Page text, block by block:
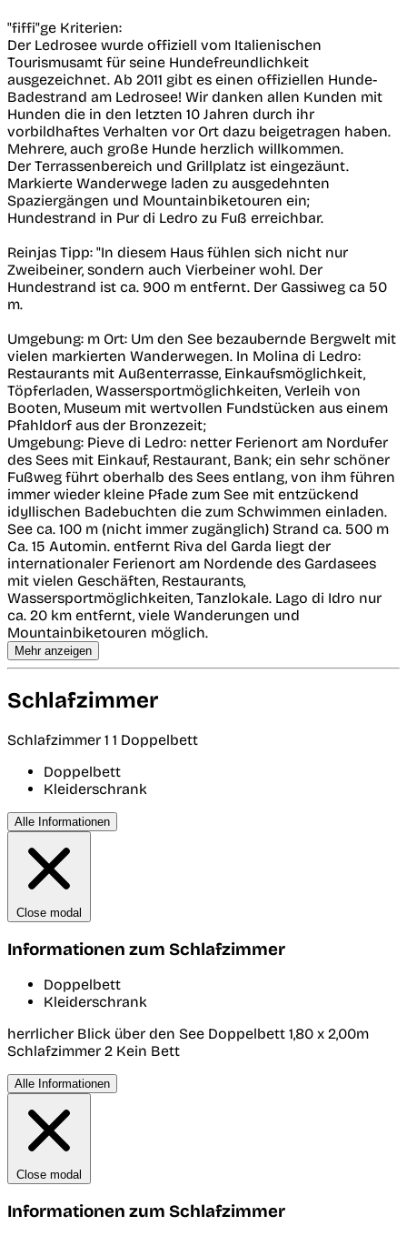
"fiffi"ge Kriterien:
Der Ledrosee wurde offiziell vom Italienischen
Tourismusamt für seine Hundefreundlichkeit
ausgezeichnet. Ab 2011 gibt es einen offiziellen Hunde-
Badestrand am Ledrosee! Wir danken allen Kunden mit
Hunden die in den letzten 10 Jahren durch ihr
vorbildhaftes Verhalten vor Ort dazu beigetragen haben.
Mehrere, auch große Hunde herzlich willkommen.
Der Terrassenbereich und Grillplatz ist eingezäunt.
Markierte Wanderwege laden zu ausgedehnten
Spaziergängen und Mountainbiketouren ein;
Hundestrand in Pur di Ledro zu Fuß erreichbar.
Reinjas Tipp: "In diesem Haus fühlen sich nicht nur
Zweibeiner, sondern auch Vierbeiner wohl. Der
Hundestrand ist ca. 900 m entfernt. Der Gassiweg ca 50
m.
Umgebung: m Ort: Um den See bezaubernde Bergwelt mit
vielen markierten Wanderwegen. In Molina di Ledro:
Restaurants mit Außenterrasse, Einkaufsmöglichkeit,
Töpferladen, Wassersportmöglichkeiten, Verleih von
Booten, Museum mit wertvollen Fundstücken aus einem
Pfahldorf aus der Bronzezeit;
Umgebung: Pieve di Ledro: netter Ferienort am Nordufer
des Sees mit Einkauf, Restaurant, Bank; ein sehr schöner
Fußweg führt oberhalb des Sees entlang, von ihm führen
immer wieder kleine Pfade zum See mit entzückend
idyllischen Badebuchten die zum Schwimmen einladen.
See ca. 100 m (nicht immer zugänglich) Strand ca. 500 m
Ca. 15 Automin. entfernt Riva del Garda liegt der
internationaler Ferienort am Nordende des Gardasees
mit vielen Geschäften, Restaurants,
Wassersportmöglichkeiten, Tanzlokale. Lago di Idro nur
ca. 20 km entfernt, viele Wanderungen und
Mountainbiketouren möglich.
Mehr anzeigen
Schlafzimmer
Schlafzimmer 1 1 Doppelbett
Doppelbett
Kleiderschrank
Alle Informationen
Close modal
Informationen zum Schlafzimmer
Doppelbett
Kleiderschrank
herrlicher Blick über den See Doppelbett 1,80 x 2,00m
Schlafzimmer 2 Kein Bett
Alle Informationen
Close modal
Informationen zum Schlafzimmer